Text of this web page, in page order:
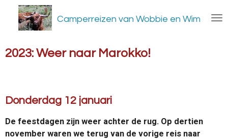
direct
de
hoofdinhoud
Camperreizen van Wobbie en Wim
2023: Weer naar Marokko!
Donderdag 12 januari
De feestdagen zijn weer achter de rug. Op dertien
november waren we terug van de vorige reis naar